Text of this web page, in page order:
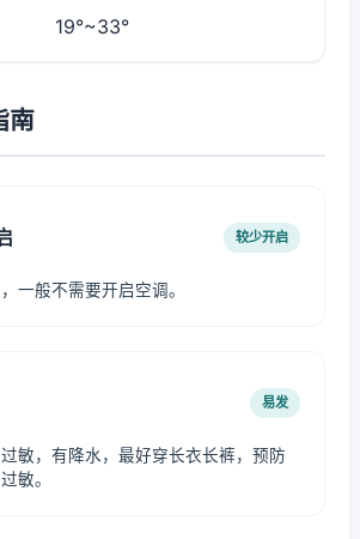
19°~33°
南
较少开启
一般不需要开启空调。
易发
敏，有降水，最好穿长衣长裤，预防
敏。